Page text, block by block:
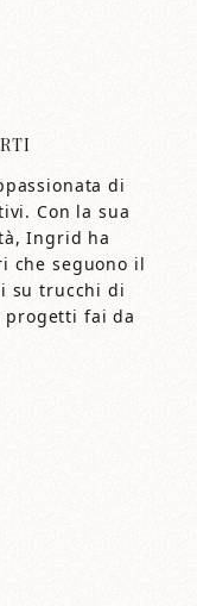
di
Con la sua
Ingrid ha
che seguono il
su trucchi di
progetti fai da